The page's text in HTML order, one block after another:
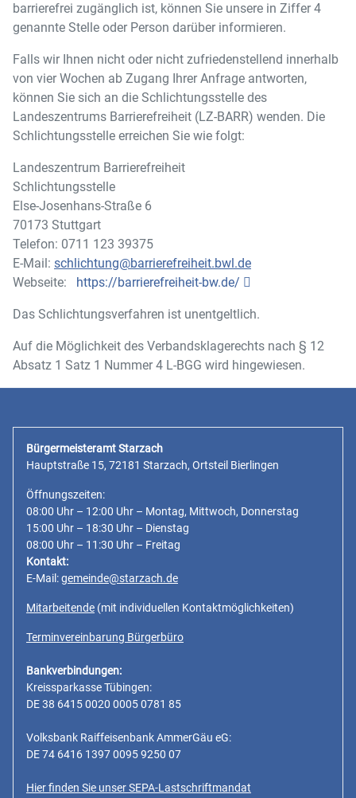
barrierefrei zugänglich ist, können Sie unsere in Ziffer 4
genannte Stelle oder Person darüber informieren.
Falls wir Ihnen nicht oder nicht zufriedenstellend innerhalb
von vier Wochen ab Zugang Ihrer Anfrage antworten,
können Sie sich an die Schlichtungsstelle des
Landeszentrums Barrierefreiheit (LZ-BARR) wenden. Die
Schlichtungsstelle erreichen Sie wie folgt:
Landeszentrum Barrierefreiheit
Schlichtungsstelle
Else-Josenhans-Straße 6
70173 Stuttgart
Telefon: 0711 123 39375
E-Mail: schlichtung@barrierefreiheit.bwl.de
Webseite: https://barrierefreiheit-bw.de/
Das Schlichtungsverfahren ist unentgeltlich.
Auf die Möglichkeit des Verbandsklagerechts nach § 12
Absatz 1 Satz 1 Nummer 4 L-BGG wird hingewiesen.
Bürgermeisteramt Starzach
Hauptstraße 15, 72181 Starzach, Ortsteil Bierlingen
Öffnungszeiten:
08:00 Uhr – 12:00 Uhr – Montag, Mittwoch, Donnerstag
15:00 Uhr – 18:30 Uhr – Dienstag
08:00 Uhr – 11:30 Uhr – Freitag
Kontakt:
E-Mail:gemeinde@starzach.de
Mitarbeitende (mit individuellen Kontaktmöglichkeiten)
Terminvereinbarung Bürgerbüro
Bankverbindungen:
Kreissparkasse Tübingen:
DE 38 6415 0020 0005 0781 85
Volksbank Raiffeisenbank AmmerGäu eG:
DE 74 6416 1397 0095 9250 07
Hier finden Sie unser SEPA-Lastschriftmandat